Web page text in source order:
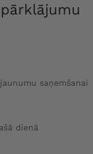
saņemšanai
dienā